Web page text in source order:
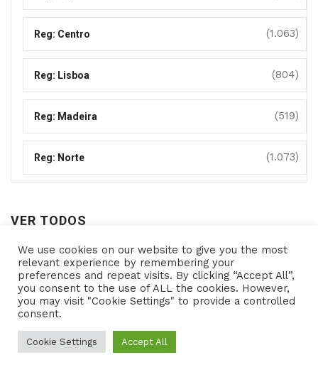
Reg: Centro (1.063)
Reg: Lisboa (804)
Reg: Madeira (519)
Reg: Norte (1.073)
VER TODOS
Ver
todos
reserved Powered by
We use cookies on our website to give you the most
relevant experience by remembering your
preferences and repeat visits. By clicking “Accept All”,
you consent to the use of ALL the cookies. However,
you may visit "Cookie Settings" to provide a controlled
consent.
Cookie Settings Accept All